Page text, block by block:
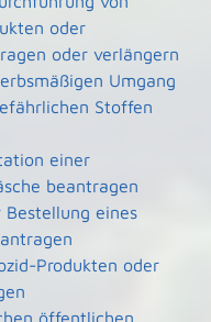
oder
oder verlängern
Umgang
Stoffen
einer
beantragen
eines
Produkten oder
öffentlichen